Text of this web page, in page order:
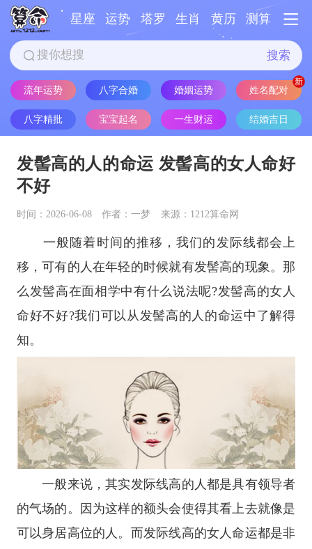
星座 运势 塔罗 生肖 黄历 测算
搜索
流年运势 八字合婚 婚姻运势 姓名配对
八字精批 宝宝起名 一生财运 结婚吉日
发髻高的人的命运 发髻高的女人命好
不好
时间：2026-06-08 作者：一梦 来源：1212算命网
一般随着时间的推移，我们的发际线都会上
移，可有的人在年轻的时候就有发髻高的现象。那
么发髻高在面相学中有什么说法呢?发髻高的女人
命好不好?我们可以从发髻高的人的命运中了解得
知。
一般来说，其实发际线高的人都是具有领导者
的气场的。因为这样的额头会使得其看上去就像是
可以身居高位的人。而发际线高的女人命运都是非